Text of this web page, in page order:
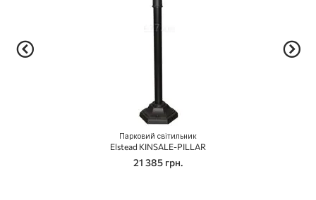
Парковий світильник
Elstead KINSALE-PILLAR
21 385 грн.